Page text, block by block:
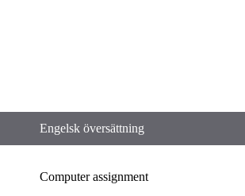
Engelsk översättning
Computer assignment